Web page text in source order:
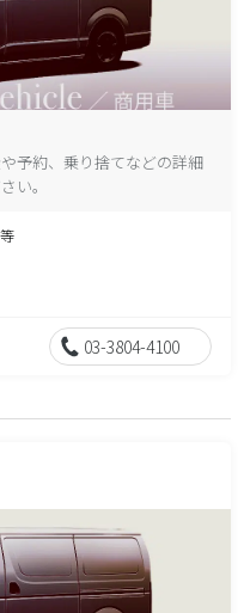
予約、乗り捨てなどの詳細
い。
03-3804-4100